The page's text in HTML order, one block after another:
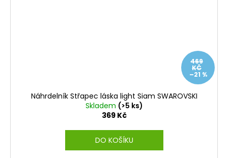
469
KČ
–21 %
Náhrdelník Střapec láska light Siam SWAROVSKI
Skladem (>5 ks)
369 Kč
DO KOŠÍKU